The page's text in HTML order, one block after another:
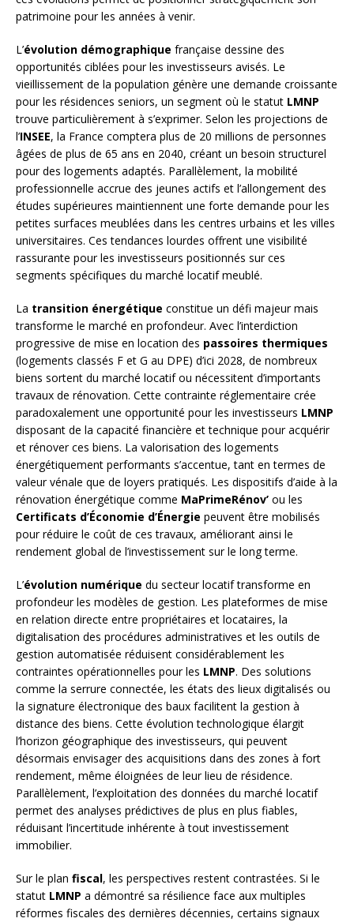
patrimoine pour les années à venir.
L’évolution démographique française dessine des
opportunités ciblées pour les investisseurs avisés. Le
vieillissement de la population génère une demande croissante
pour les résidences seniors, un segment où le statut LMNP
trouve particulièrement à s’exprimer. Selon les projections de
l’INSEE, la France comptera plus de 20 millions de personnes
âgées de plus de 65 ans en 2040, créant un besoin structurel
pour des logements adaptés. Parallèlement, la mobilité
professionnelle accrue des jeunes actifs et l’allongement des
études supérieures maintiennent une forte demande pour les
petites surfaces meublées dans les centres urbains et les villes
universitaires. Ces tendances lourdes offrent une visibilité
rassurante pour les investisseurs positionnés sur ces
segments spécifiques du marché locatif meublé.
La transition énergétique constitue un défi majeur mais
transforme le marché en profondeur. Avec l’interdiction
progressive de mise en location des passoires thermiques
(logements classés F et G au DPE) d’ici 2028, de nombreux
biens sortent du marché locatif ou nécessitent d’importants
travaux de rénovation. Cette contrainte réglementaire crée
paradoxalement une opportunité pour les investisseurs LMNP
disposant de la capacité financière et technique pour acquérir
et rénover ces biens. La valorisation des logements
énergétiquement performants s’accentue, tant en termes de
valeur vénale que de loyers pratiqués. Les dispositifs d’aide à la
rénovation énergétique comme MaPrimeRénov’ ou les
Certificats d’Économie d’Énergie peuvent être mobilisés
pour réduire le coût de ces travaux, améliorant ainsi le
rendement global de l’investissement sur le long terme.
L’évolution numérique du secteur locatif transforme en
profondeur les modèles de gestion. Les plateformes de mise
en relation directe entre propriétaires et locataires, la
digitalisation des procédures administratives et les outils de
gestion automatisée réduisent considérablement les
contraintes opérationnelles pour les LMNP. Des solutions
comme la serrure connectée, les états des lieux digitalisés ou
la signature électronique des baux facilitent la gestion à
distance des biens. Cette évolution technologique élargit
l’horizon géographique des investisseurs, qui peuvent
désormais envisager des acquisitions dans des zones à fort
rendement, même éloignées de leur lieu de résidence.
Parallèlement, l’exploitation des données du marché locatif
permet des analyses prédictives de plus en plus fiables,
réduisant l’incertitude inhérente à tout investissement
immobilier.
Sur le plan fiscal, les perspectives restent contrastées. Si le
statut LMNP a démontré sa résilience face aux multiples
réformes fiscales des dernières décennies, certains signaux